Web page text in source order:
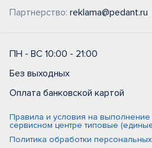
Партнерство: reklama@pedant.ru
ПН - ВС 10:00 - 21:00
Без выходных
Оплата банковской картой
Правила и условия на выполнение
сервисном центре типовые
Политика обработки